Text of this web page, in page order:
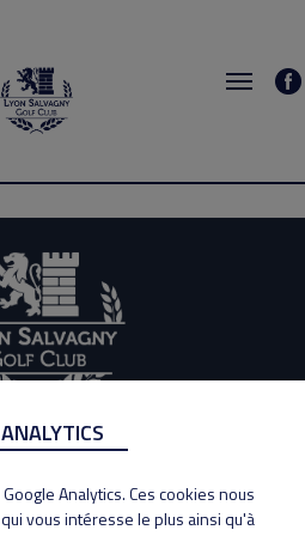
→ 2026-07-07 22:00
ADRESSE
Tour de Salvagny
04 78 48 88 48
Analytics. Ces cookies nous
vous intéresse le plus ainsi qu'à